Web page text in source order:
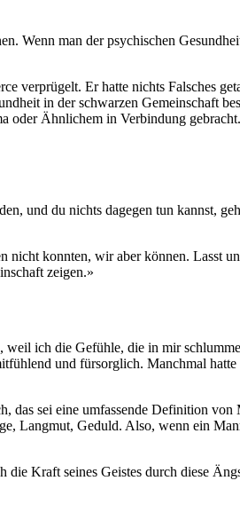
Wenn man der psychischen
verprügelt. Er hatte nichts Falsches
in der schwarzen Gemeinschaft
oder Ähnlichem in Verbindung
und du nichts dagegen tun kannst,
nicht konnten, wir aber können. Lasst
zeigen.»
ich die Gefühle, die in mir
und fürsorglich. Manchmal
das sei eine umfassende Definition von
Langmut, Geduld. Also, wenn ein
Kraft seines Geistes durch diese